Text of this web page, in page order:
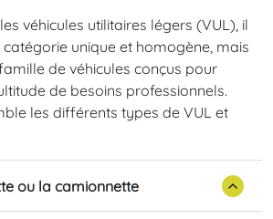
véhicules utilitaires légers (VUL), il
unique et homogène, mais
de véhicules conçus pour
de besoins professionnels.
les différents types de VUL et
ou la camionnette